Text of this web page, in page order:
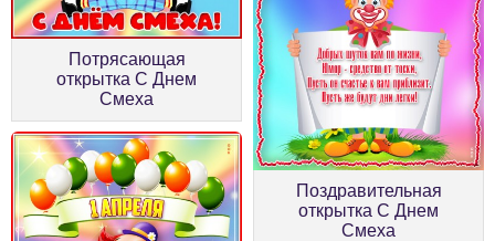
Потрясающая
открытка С Днем
Смеха
Поздравительная
открытка С Днем
Смеха